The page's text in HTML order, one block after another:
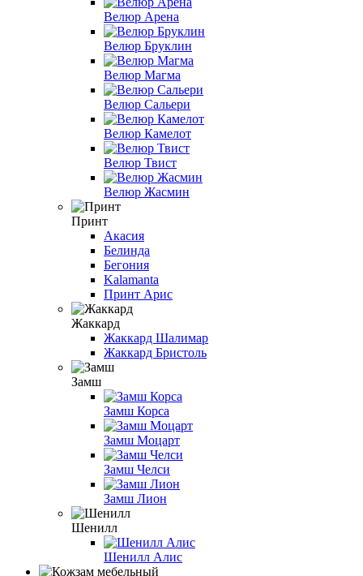
Велюр Арена
Велюр Бруклин
Велюр Магма
Велюр Сальери
Велюр Камелот
Велюр Твист
Велюр Жасмин
Принт
Акасия
Белинда
Бегония
Kalamanta
Принт Арис
Жаккард
Жаккард Шалимар
Жаккард Бристоль
Замш
Замш Корса
Замш Моцарт
Замш Челси
Замш Лион
Шенилл
Шенилл Алис